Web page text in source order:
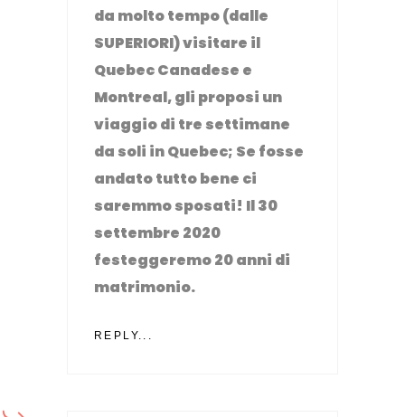
da molto tempo (dalle
SUPERIORI) visitare il
Quebec Canadese e
Montreal, gli proposi un
viaggio di tre settimane
da soli in Quebec; Se fosse
andato tutto bene ci
saremmo sposati! Il 30
settembre 2020
festeggeremo 20 anni di
matrimonio.
REPLY...